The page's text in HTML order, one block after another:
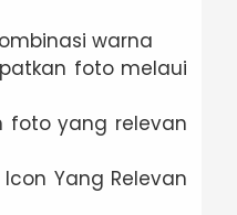
warna
foto melaui
foto yang relevan
Yang Relevan